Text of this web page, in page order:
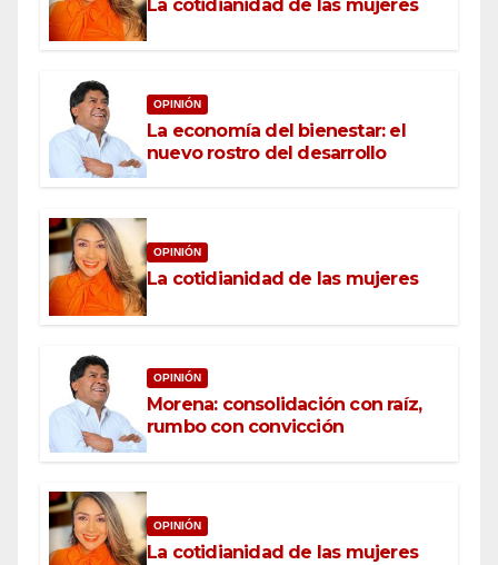
La cotidianidad de las mujeres
OPINIÓN
La economía del bienestar: el
nuevo rostro del desarrollo
OPINIÓN
La cotidianidad de las mujeres
OPINIÓN
Morena: consolidación con raíz,
rumbo con convicción
OPINIÓN
La cotidianidad de las mujeres